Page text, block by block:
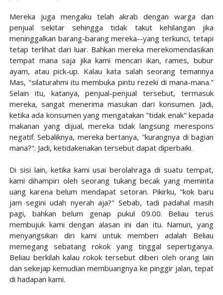
Mereka juga mengaku telah akrab dengan warga dan
penjual sekitar sehingga tidak takut kehilangan jika
meninggalkan barang-barang mereka--yang terkunci, tetapi
tetap terlihat dari luar. Bahkan mereka merekomendasikan
tempat mana saja jika kami mencari ikan, rames, bubur
ayam, atau pick-up. Kalau kata salah seorang temannya
Mas, "silaturahmi itu membuka pintu rezeki di mana-mana."
Selain itu, katanya, penjual-penjual tersebut, termasuk
mereka, sangat menerima masukan dari konsumen. Jadi,
ketika ada konsumen yang mengatakan "tidak enak" kepada
makanan yang dijual, mereka tidak langsung merespons
negatif. Sebaliknya, mereka bertanya, "kurangnya di bagian
mana?". Jadi, ketidakenakan tersebut dapat diperbaiki.
Di sisi lain, ketika kami usai berolahraga di suatu tempat,
kami dihampiri oleh seorang tukang becak yang meminta
uang karena belum mendapat setoran. Pikirku, "kok baru
jam segini udah nyerah aja?" Sebab, tadi padahal masih
pagi, bahkan belum genap pukul 09.00. Beliau terus
membujuk kami dengan alasan ini dan itu. Namun, yang
menyangsikan diri kami untuk memberi adalah Beliau
memegang sebatang rokok yang tinggal sepertiganya.
Beliau berkilah kalau rokok tersebut diberi oleh orang lain
dan sekejap kemudian membuangnya ke pinggir jalan, tepat
di hadapan kami.